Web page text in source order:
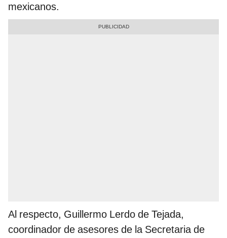
mexicanos.
Al respecto, Guillermo Lerdo de Tejada,
coordinador de asesores de la Secretaria de